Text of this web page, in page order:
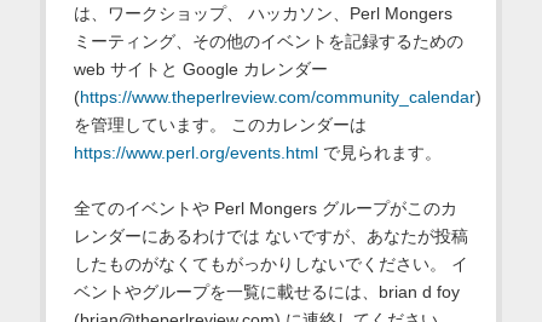
は、ワークショップ、 ハッカソン、Perl Mongers
ミーティング、その他のイベントを記録するための
web サイトと Google カレンダー
(https://www.theperlreview.com/community_calendar)
を管理しています。 このカレンダーは
https://www.perl.org/events.htmlで見られます。
全てのイベントや Perl Mongers グループがこのカ
レンダーにあるわけでは ないですが、あなたが投稿
したものがなくてもがっかりしないでください。 イ
ベントやグループを一覧に載せるには、brian d foy